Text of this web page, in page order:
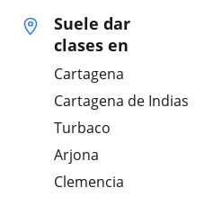
Suele dar
clases en
Cartagena
Cartagena de Indias
Turbaco
Arjona
Clemencia